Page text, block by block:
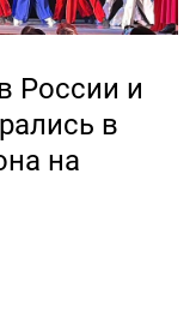
России и
в
на